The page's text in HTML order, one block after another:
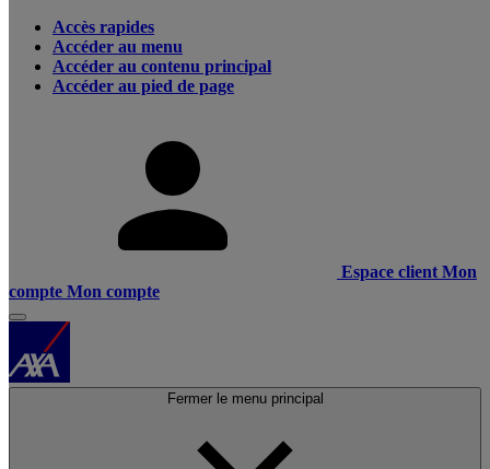
Accès rapides
Accéder au menu
Accéder au contenu principal
Accéder au pied de page
Espace client Mon
compte Mon compte
Fermer le menu principal